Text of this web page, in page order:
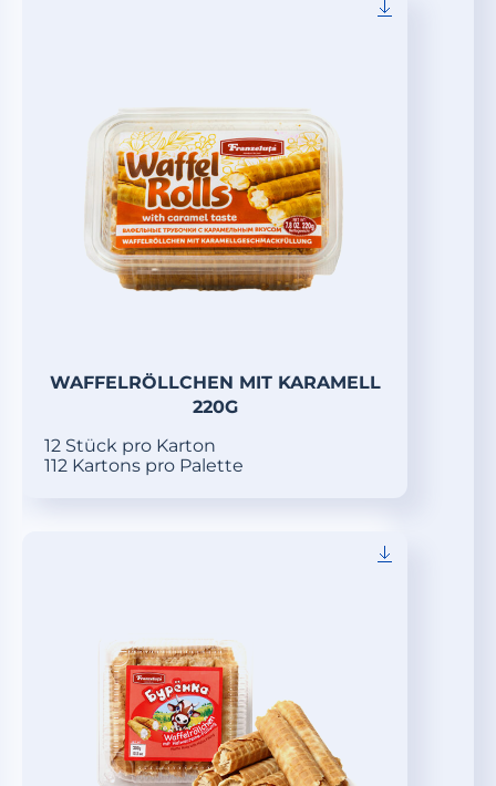
WAFFELRÖLLCHEN MIT KARAMELL
220G
12 Stück pro Karton
112 Kartons pro Palette